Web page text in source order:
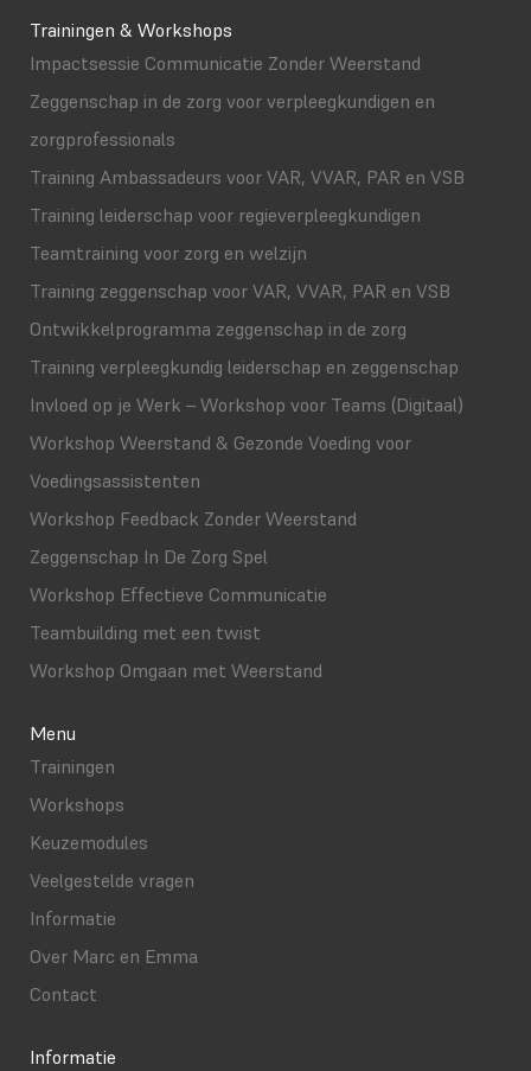
Trainingen & Workshops
Impactsessie Communicatie Zonder Weerstand
Zeggenschap in de zorg voor verpleegkundigen en
zorgprofessionals
Training Ambassadeurs voor VAR, VVAR, PAR en VSB
Training leiderschap voor regieverpleegkundigen
Teamtraining voor zorg en welzijn
Training zeggenschap voor VAR, VVAR, PAR en VSB
Ontwikkelprogramma zeggenschap in de zorg
Training verpleegkundig leiderschap en zeggenschap
Invloed op je Werk – Workshop voor Teams (Digitaal)
Workshop Weerstand & Gezonde Voeding voor
Voedingsassistenten
Workshop Feedback Zonder Weerstand
Zeggenschap In De Zorg Spel
Workshop Effectieve Communicatie
Teambuilding met een twist
Workshop Omgaan met Weerstand
Menu
Trainingen
Workshops
Keuzemodules
Veelgestelde vragen
Informatie
Over Marc en Emma
Contact
Informatie